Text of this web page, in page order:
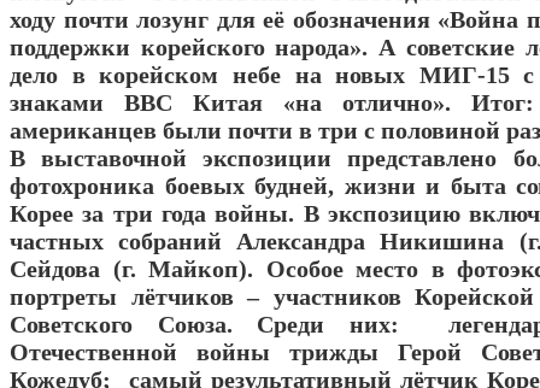
ходу почти лозунг для её обозначения
поддержки корейского народа». А советские
дело в корейском небе на новых МИГ-15 с
знаками ВВС Китая «на отлично». Итог:
американцев были почти в три с половиной
В выставочной экспозиции представлено
фотохроника боевых будней, жизни и быта
Корее за три года войны. В экспозицию
частных собраний Александра Никишина
Сейдова (г. Майкоп). Особое место в
портреты лётчиков – участников
Советского Союза. Среди них:
Отечественной войны трижды Герой
Кожедуб; самый результативный лётчик